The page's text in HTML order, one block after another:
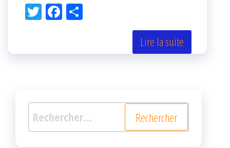
Tw Fac
k r
Lire la suite
Rechercher :